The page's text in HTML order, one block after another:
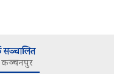
सञ्चालित
कञ्चनपुर